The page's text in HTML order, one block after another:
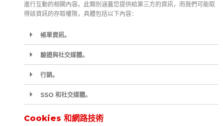
進行互動的相關內容。此類別涵蓋您提供給第三方的資訊，而我們可能取
得該資訊的存取權限，具體包括以下內容：
帳單資訊。
驗證與社交媒體。
行銷。
SSO 和社交媒體。
Cookies 和網路技術